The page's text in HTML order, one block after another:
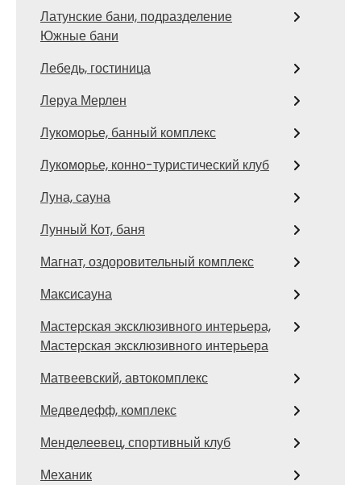
Латунские бани, подразделение
Южные бани
Лебедь, гостиница
Леруа Мерлен
Лукоморье, банный комплекс
Лукоморье, конно-туристический клуб
Луна, сауна
Лунный Кот, баня
Магнат, оздоровительный комплекс
Максисауна
Мастерская эксклюзивного интерьера,
Мастерская эксклюзивного интерьера
Матвеевский, автокомплекс
Медведефф, комплекс
Менделеевец, спортивный клуб
Механик